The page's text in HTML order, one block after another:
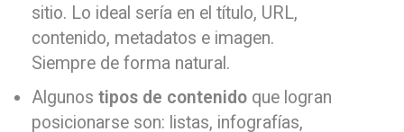
sitio. Lo ideal sería en el título, URL,
contenido, metadatos e imagen.
Siempre de forma natural.
Algunos tipos de contenido que logran
posicionarse son: listas, infografías,